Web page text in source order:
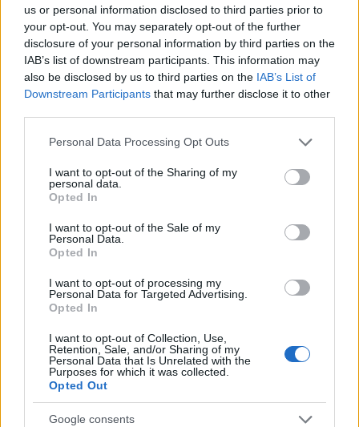
us or personal information disclosed to third parties prior to
your opt-out. You may separately opt-out of the further
disclosure of your personal information by third parties on the
IAB’s list of downstream participants. This information may
also be disclosed by us to third parties on the IAB’s List of
Downstream Participants that may further disclose it to other
Please note that this website/app uses one or more Google
not limited to your visit or usage behaviour. You may click to
grant or deny consent to Google and its third-party tags to
use your data for below specified purposes in below Google
consent section.
Personal Data Processing Opt Outs
I want to opt-out of the Sharing of my
personal data.
Opted In
I want to opt-out of the Sale of my
Personal Data.
Opted In
I want to opt-out of processing my
Personal Data for Targeted Advertising.
Opted In
I want to opt-out of Collection, Use,
Retention, Sale, and/or Sharing of my
Personal Data that Is Unrelated with the
Purposes for which it was collected.
Opted Out
Google consents
Uniós források: íme a teendők, amelyek a
Minden idők legjövedelmezőbbje és
legdrágábbja volt az amerikai foci vb -
gyorsmérleg